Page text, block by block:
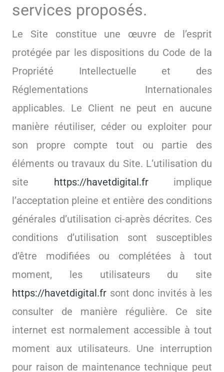
services proposés.
Le Site constitue une œuvre de l’esprit
protégée par les dispositions du Code de la
Propriété Intellectuelle et des
Réglementations Internationales
applicables. Le Client ne peut en aucune
manière réutiliser, céder ou exploiter pour
son propre compte tout ou partie des
éléments ou travaux du Site. L’utilisation du
site https://havetdigital.frimplique
l’acceptation pleine et entière des conditions
générales d’utilisation ci-après décrites. Ces
conditions d’utilisation sont susceptibles
d’être modifiées ou complétées à tout
moment, les utilisateurs du site
https://havetdigital.fr sont donc invités à les
consulter de manière régulière. Ce site
internet est normalement accessible à tout
moment aux utilisateurs. Une interruption
pour raison de maintenance technique peut